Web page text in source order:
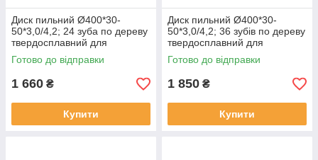
Диск пильний Ø400*30-
50*3,0/4,2; 24 зуба по дереву
твердосплавний для
поздовжнього розпилювання
Готово до відправки
1 660 ₴
Купити
Диск пильний Ø400*30-
50*3,0/4,2; 36 зубів по дереву
твердосплавний для
поздовжнього розпилювання
Готово до відправки
1 850 ₴
Купити